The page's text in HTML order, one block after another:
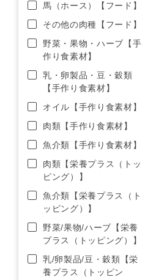
馬（ホース）【フード】
その他の肉種【フード】
野菜・果物・ハーブ【手
作り食素材】
乳・卵製品・豆・穀類
【手作り食素材】
オイル【手作り食素材】
肉類【手作り食素材】
魚介類【手作り食素材】
肉類【栄養プラス（トッ
ピング）】
魚介類【栄養プラス（ト
ッピング）】
野菜/果物/ハーブ【栄養
プラス（トッピング）】
乳/卵製品/豆・穀類【栄
養プラス（トッピン